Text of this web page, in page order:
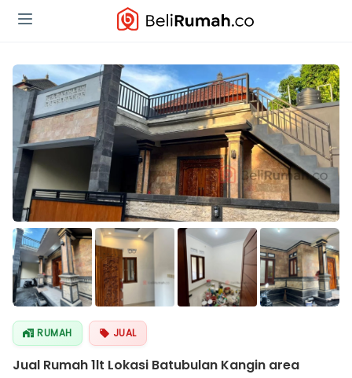
RUMAH JUAL
Jual Rumah 1lt Lokasi Batubulan Kangin area